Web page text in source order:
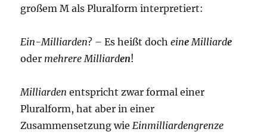
großem M als Pluralform interpretiert:
Ein-Milliarden? –Es heißt doch eine Milliarde
oder mehrere Milliarden!
Milliarden entspricht zwar formal einer
Pluralform, hat aber in einer
Zusammensetzung wie Einmilliardengrenze